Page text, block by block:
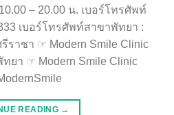
– 20.00 น. เบอร์โทรศัพท์
เบอร์โทรศัพท์สาขาพัทยา :
ราชา ☞ Modern Smile Clinic
ยา ☞ Modern Smile Clinic
READING →